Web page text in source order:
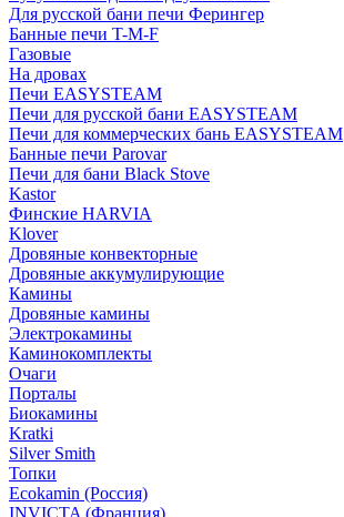
Для русской бани печи Ферингер
Банные печи T-M-F
Газовые
На дровах
Печи EASYSTEAM
Печи для русской бани EASYSTEAM
Печи для коммерческих бань EASYSTEAM
Банные печи Parovar
Печи для бани Black Stove
Kastor
Финские HARVIA
Klover
Дровяные конвекторные
Дровяные аккумулирующие
Камины
Дровяные камины
Электрокамины
Каминокомплекты
Очаги
Порталы
Биокамины
Kratki
Silver Smith
Топки
Ecokamin (Россия)
INVICTA (Франция)